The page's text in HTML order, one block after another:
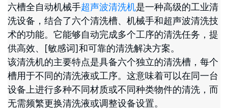
六槽全自动机械手超声波清洗机是一种高级的工业清
洗设备，结合了六个清洗槽、机械手和超声波清洗技
术的功能。它能够自动完成多个工序的清洗任务，提
供高效、[敏感词]和可靠的清洗解决方案。
该清洗机的主要特点是具备六个独立的清洗槽，每个
槽用于不同的清洗液或工序。这意味着可以在同一台
设备上进行多种不同材质或不同种类物件的清洗，而
无需频繁更换清洗液或调整设备设置。